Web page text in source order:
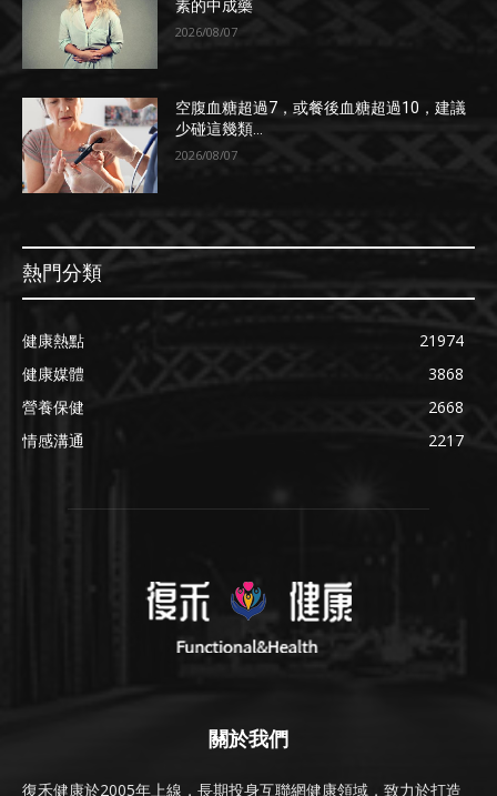
素的中成藥
2026/08/07
空腹血糖超過7，或餐後血糖超過10，建議
少碰這幾類...
2026/08/07
熱門分類
健康熱點
21974
健康媒體
3868
營養保健
2668
情感溝通
2217
關於我們
復禾健康於2005年上線，長期投身互聯網健康領域，致力於打造